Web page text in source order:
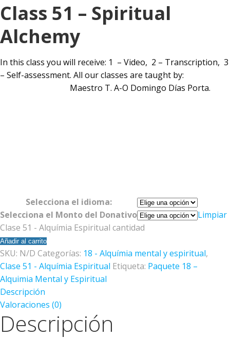
Class 51 – Spiritual
Alchemy
In this class you will receive: 1 – Video, 2 – Transcription, 3
– Self-assessment. All our classes are taught by:
Maestro T. A-O Domingo Días Porta.
Selecciona el idioma:
Selecciona el Monto del Donativo
Limpiar
Clase 51 - Alquímia Espiritual cantidad
Añadir al carrito
SKU: N/D Categorías: 18 - Alquímia mental y espiritual,
Clase 51 - Alquímia Espiritual Etiqueta: Paquete 18 –
Alquimia Mental y Espiritual
Descripción
Valoraciones (0)
Descripción